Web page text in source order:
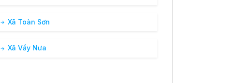
Xã Toàn Sơn
Xã Vầy Nưa